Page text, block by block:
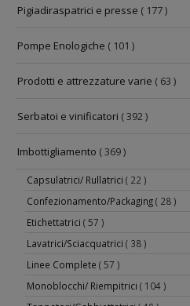
Pigiadiraspatrici e presse ( 177 )
Pompe Enologiche ( 101 )
Prodotti e attrezzature varie ( 63 )
Serbatoi e vinificatori ( 392 )
Imbottigliamento ( 369 )
Capsulatrici/ Rullatrici ( 22 )
Confezionamento/Packaging ( 28 )
Etichettatrici ( 57 )
Lavatrici/Sciacquatrici ( 38 )
Linee Complete ( 57 )
Monoblocchi/ Riempitrici ( 104 )